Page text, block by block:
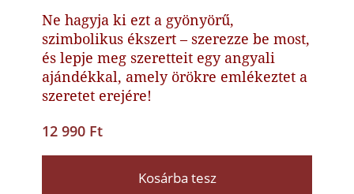
Ne hagyja ki ezt a gyönyörű,
szimbolikus ékszert – szerezze be most,
és lepje meg szeretteit egy angyali
ajándékkal, amely örökre emlékeztet a
szeretet erejére!
12 990 Ft
Kosárba tesz